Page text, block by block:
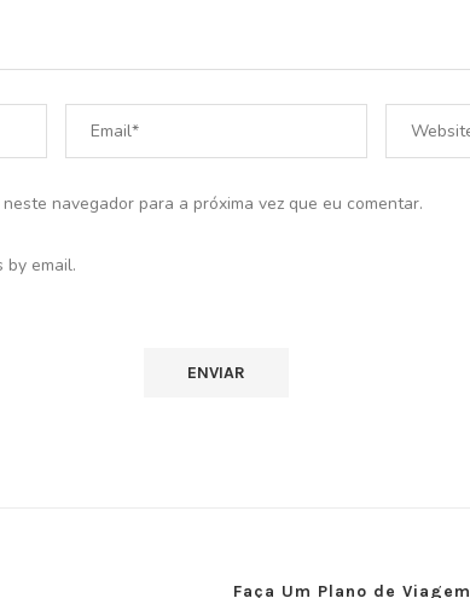
navegador para a próxima vez que eu comentar.
email.
Faça Um Plano de Viagem